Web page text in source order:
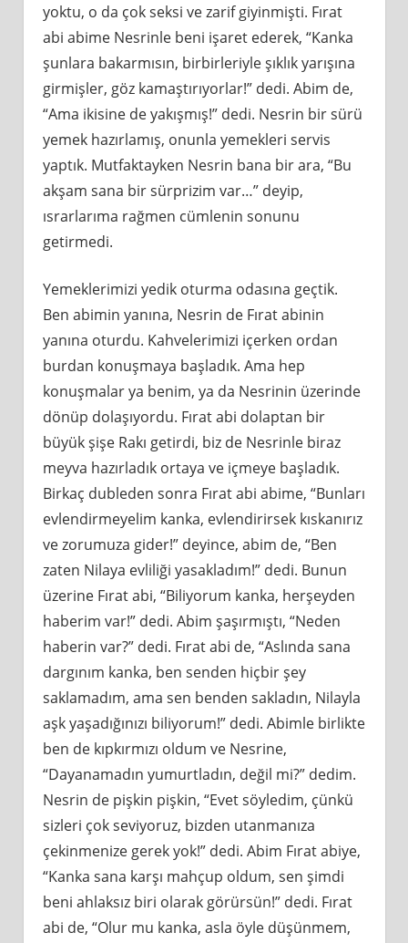
yoktu, o da çok seksi ve zarif giyinmişti. Fırat
abi abime Nesrinle beni işaret ederek, “Kanka
şunlara bakarmısın, birbirleriyle şıklık yarışına
girmişler, göz kamaştırıyorlar!” dedi. Abim de,
“Ama ikisine de yakışmış!” dedi. Nesrin bir sürü
yemek hazırlamış, onunla yemekleri servis
yaptık. Mutfaktayken Nesrin bana bir ara, “Bu
akşam sana bir sürprizim var…” deyip,
ısrarlarıma rağmen cümlenin sonunu
getirmedi.
Yemeklerimizi yedik oturma odasına geçtik.
Ben abimin yanına, Nesrin de Fırat abinin
yanına oturdu. Kahvelerimizi içerken ordan
burdan konuşmaya başladık. Ama hep
konuşmalar ya benim, ya da Nesrinin üzerinde
dönüp dolaşıyordu. Fırat abi dolaptan bir
büyük şişe Rakı getirdi, biz de Nesrinle biraz
meyva hazırladık ortaya ve içmeye başladık.
Birkaç dubleden sonra Fırat abi abime, “Bunları
evlendirmeyelim kanka, evlendirirsek kıskanırız
ve zorumuza gider!” deyince, abim de, “Ben
zaten Nilaya evliliği yasakladım!” dedi. Bunun
üzerine Fırat abi, “Biliyorum kanka, herşeyden
haberim var!” dedi. Abim şaşırmıştı, “Neden
haberin var?” dedi. Fırat abi de, “Aslında sana
dargınım kanka, ben senden hiçbir şey
saklamadım, ama sen benden sakladın, Nilayla
aşk yaşadığınızı biliyorum!” dedi. Abimle birlikte
ben de kıpkırmızı oldum ve Nesrine,
“Dayanamadın yumurtladın, değil mi?” dedim.
Nesrin de pişkin pişkin, “Evet söyledim, çünkü
sizleri çok seviyoruz, bizden utanmanıza
çekinmenize gerek yok!” dedi. Abim Fırat abiye,
“Kanka sana karşı mahçup oldum, sen şimdi
beni ahlaksız biri olarak görürsün!” dedi. Fırat
abi de, “Olur mu kanka, asla öyle düşünmem,